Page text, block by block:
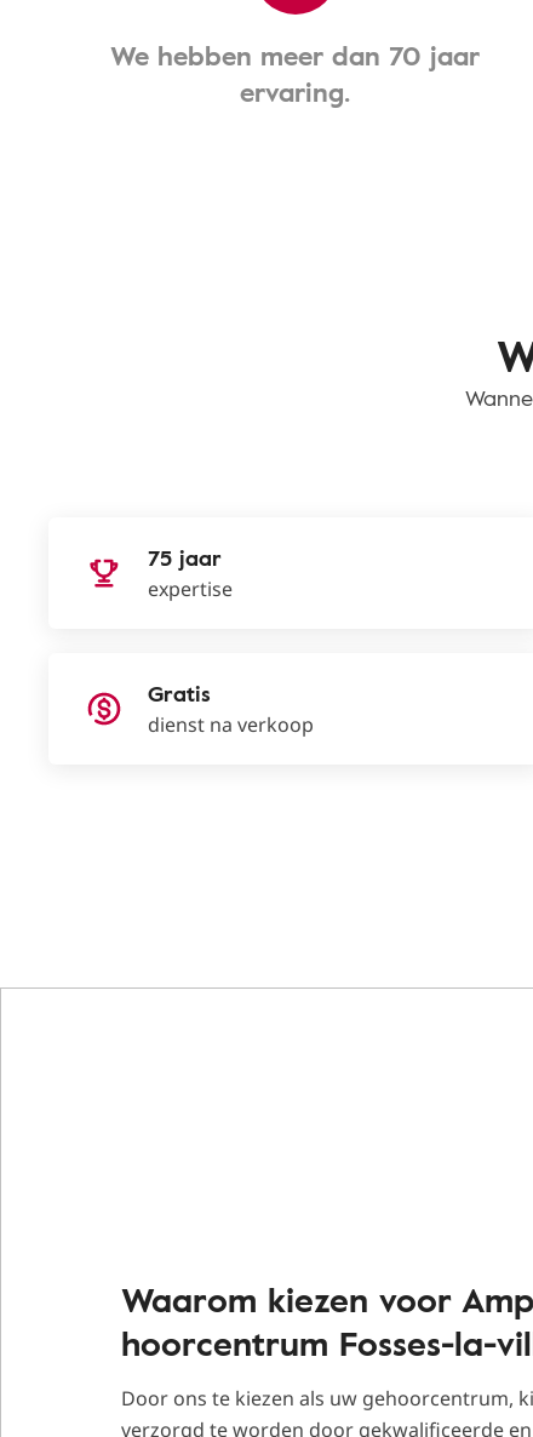
We hebben meer dan 70 jaar
ervaring.
75 jaar
expertise
Gratis
dienst na verkoop
Waarom kiezen voor
hoorcentrum Fosses-la-
Door ons te kiezen als uw gehoorcentrum,
verzorgd te worden door gekwalificeerde